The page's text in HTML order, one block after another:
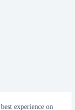
experience on